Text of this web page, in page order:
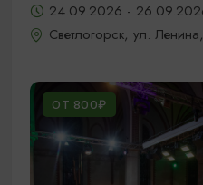
24.09.2026 -
Светлогорск, ул.
ОТ 800₽